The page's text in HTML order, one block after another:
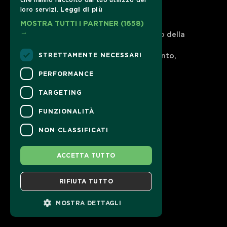
CONTATTI
Per informazioni e supporto all'acquisto della
Per informazioni sul programma e l'evento,
rivolgersi all'
Dichiarazione di accessibilità
loro servizi. Leggi di più
MOSTRA TUTTI I PARTNER (1658)
→
STRETTAMENTE NECESSARI
PERFORMANCE
TARGETING
FUNZIONALITÀ
NON CLASSIFICATI
ACCETTA TUTTO
RIFIUTA TUTTO
MOSTRA DETTAGLI